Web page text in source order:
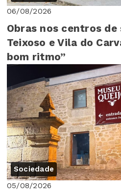
06/08/2026
Obras nos centros de
Teixoso e Vila do
bom ritmo”
Sociedade
05/08/2026